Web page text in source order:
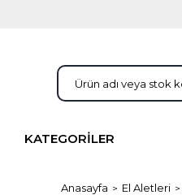
KATEGORİLER
Anasayfa El Aletleri